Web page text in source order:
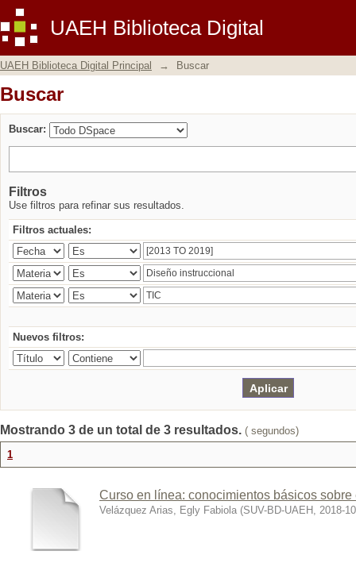
UAEH Biblioteca Digital
Buscar
UAEH Biblioteca Digital Principal → Buscar
Buscar
Buscar:
Filtros
Use filtros para refinar sus resultados.
Filtros actuales:
Nuevos filtros:
Mostrando 3 de un total de 3 resultados. ( segundos)
1
Curso en línea: conocimientos básicos sobre
Velázquez Arias, Egly Fabiola (SUV-BD-UAEH , 2018-10